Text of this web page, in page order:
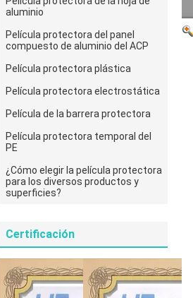
aluminio
Película protectora del panel
compuesto de aluminio del ACP
Película protectora plástica
Película protectora electrostática
Película de la barrera protectora
Película protectora temporal del
PE
¿Cómo elegir la película protectora
para los diversos productos y
superficies?
Certificación